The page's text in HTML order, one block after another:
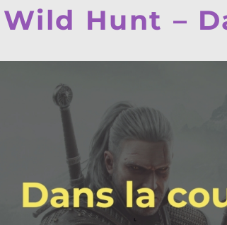
Hunt –